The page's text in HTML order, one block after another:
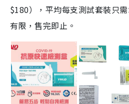
$180），平均每支測試套裝只
有限，售完即止。